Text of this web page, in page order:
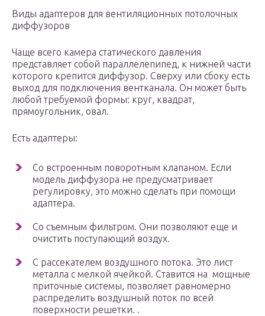
Виды адаптеров для вентиляционных потолочных
диффузоров
Чаще всего камера статического давления
представляет собой параллелепипед, к нижней части
которого крепится диффузор. Сверху или сбоку есть
выход для подключения вентканала. Он может быть
любой требуемой формы: круг, квадрат,
прямоугольник, овал.
Есть адаптеры:
Со встроенным поворотным клапаном. Если
модель диффузора не предусматривает
регулировку, это можно сделать при помощи
адаптера.
Со съемным фильтром. Они позволяют еще и
очистить поступающий воздух.
С рассекателем воздушного потока. Это лист
металла с мелкой ячейкой. Ставится на мощные
приточные системы, позволяет равномерно
распределить воздушный поток по всей
поверхности решетки. .